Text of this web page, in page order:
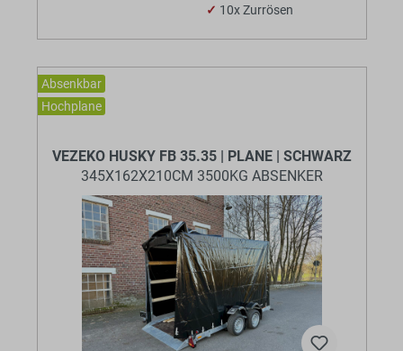
✓ 10x Zurrösen
Absenkbar
Hochplane
VEZEKO HUSKY FB 35.35 | PLANE | SCHWARZ
345X162X210CM 3500KG ABSENKER